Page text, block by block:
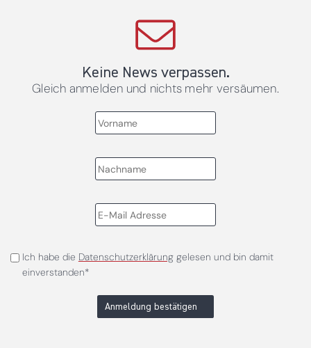
Keine News verpassen.
Gleich anmelden und nichts mehr versäumen.
Ich habe die Datenschutzerklärunggelesen und bin damit
einverstanden*
Anmeldung bestätigen